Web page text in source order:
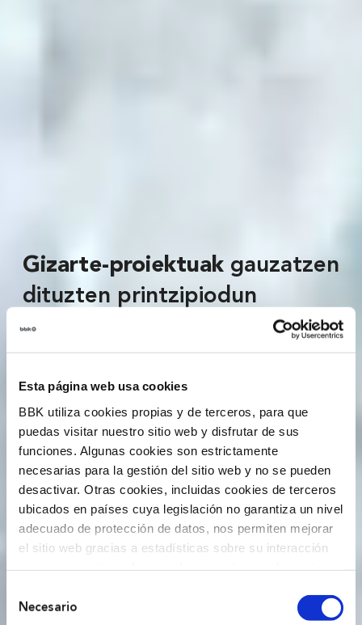
Esta página web usa cookies
BBK utiliza cookies propias y de terceros, para que
puedas visitar nuestro sitio web y disfrutar de sus
funciones. Algunas cookies son estrictamente
necesarias para la gestión del sitio web y no se pueden
desactivar. Otras cookies, incluidas cookies de terceros
ubicados en países cuya legislación no garantiza un nivel
adecuado de protección de datos, nos permiten mejorar
el sitio web gracias a estadísticas sobre su interacción
el uso que haga del sitio web con nuestros partners de
Necesario
Gizarte-proiektuak gauzatzen
dituzten printzipiodun
inbertsioa